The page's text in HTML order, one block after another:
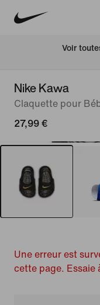
Voir
Nike Kawa
Claquette pour
27,99 €
Une erreur est
cette page. Essaie